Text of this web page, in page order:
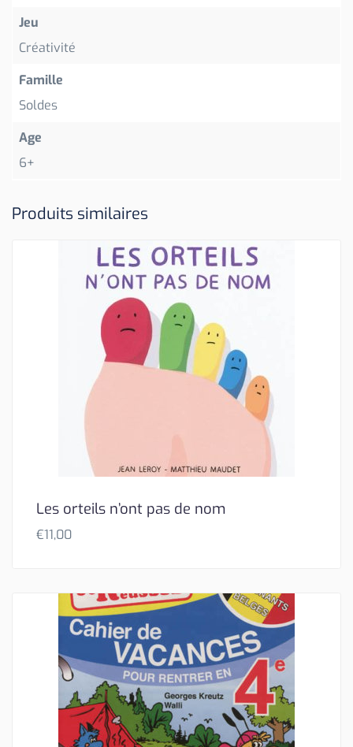
Jeu
Créativité
Famille
Soldes
Age
6+
Produits similaires
Les orteils n’ont pas de nom
€11,00